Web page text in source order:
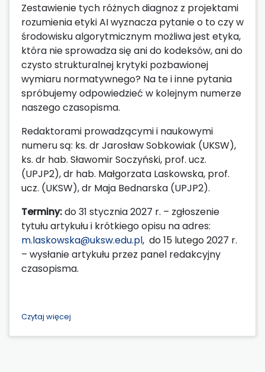
Zestawienie tych różnych diagnoz z projektami
rozumienia etyki AI wyznacza pytanie o to czy w
środowisku algorytmicznym możliwa jest etyka,
która nie sprowadza się ani do kodeksów, ani do
czysto strukturalnej krytyki pozbawionej
wymiaru normatywnego? Na te i inne pytania
spróbujemy odpowiedzieć w kolejnym numerze
naszego czasopisma.
Redaktorami prowadzącymi i naukowymi
numeru są: ks. dr Jarosław Sobkowiak (UKSW),
ks. dr hab. Sławomir Soczyński, prof. ucz.
(UPJP2), dr hab. Małgorzata Laskowska, prof.
ucz. (UKSW), dr Maja Bednarska (UPJP2).
Terminy:do 31 stycznia 2027 r. – zgłoszenie
tytułu artykułu i krótkiego opisu na adres:
m.laskowska@uksw.edu.pl, do 15 lutego 2027 r.
– wysłanie artykułu przez panel redakcyjny
czasopisma.
Czytaj więcej